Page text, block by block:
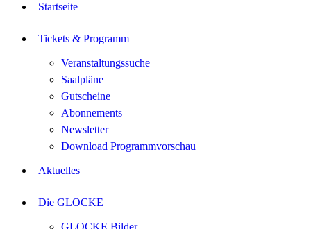
Startseite
Tickets & Programm
Veranstaltungssuche
Saalpläne
Gutscheine
Abonnements
Newsletter
Download Programmvorschau
Aktuelles
Die GLOCKE
GLOCKE Bilder